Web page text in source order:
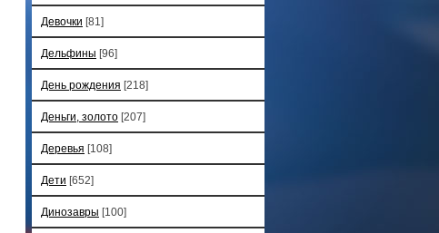
Девочки [81]
Дельфины [96]
День рождения [218]
Деньги, золото [207]
Деревья [108]
Дети [652]
Динозавры [100]